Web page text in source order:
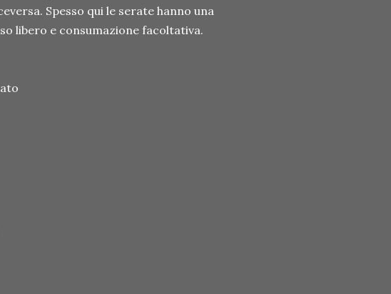
Spesso qui le serate hanno una
libero e consumazione facoltativa.